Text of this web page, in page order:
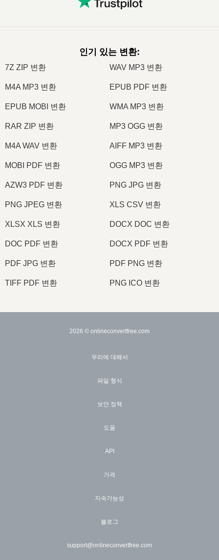
인기 있는 변환:
7Z ZIP 변환 WAV MP3 변환
M4A MP3 변환 EPUB PDF 변환
EPUB MOBI 변환 WMA MP3 변환
RAR ZIP 변환 MP3 OGG 변환
M4A WAV 변환 AIFF MP3 변환
MOBI PDF 변환 OGG MP3 변환
AZW3 PDF 변환 PNG JPG 변환
PNG JPEG 변환 XLS CSV 변환
XLSX XLS 변환 DOCX DOC 변환
DOC PDF 변환 DOCX PDF 변환
PDF JPG 변환 PDF PNG 변환
TIFF PDF 변환 PNG ICO 변환
2026 © onlineconvertfree.com
우리에 대해서
파일 형식
보안 정책
도움
API
가격
지속가능성
블로그
support@onlineconvertfree.com